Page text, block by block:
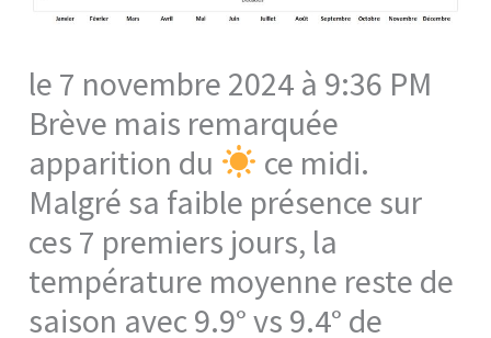
le 7 novembre 2024 à 9:36 PM
Brève mais remarquée
apparition du
ce midi.
Malgré sa faible présence sur
ces 7 premiers jours, la
température moyenne reste de
saison avec 9.9° vs 9.4° de